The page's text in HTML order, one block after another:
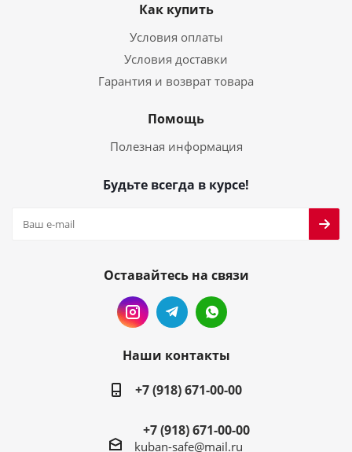
Как купить
Условия оплаты
Условия доставки
Гарантия и возврат товара
Помощь
Полезная информация
Будьте всегда в курсе!
Оставайтесь на связи
Наши контакты
+7 (918) 671-00-00
+7 (918) 671-00-00
kuban-safe@mail.ru